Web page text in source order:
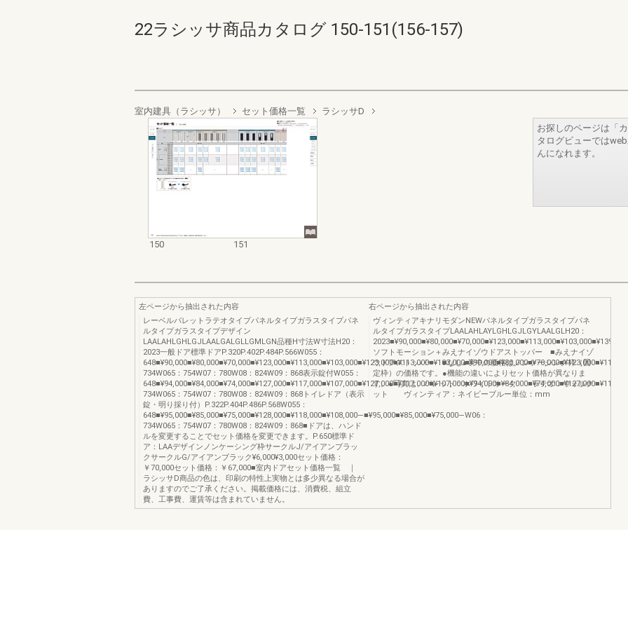
22ラシッサ商品カタログ 150-151(156-157)
室内建具（ラシッサ） セット価格一覧 ラシッサD
150 151
お探しのページは「
タログビューでは
んになれます。
左ページから抽出された内容
レーベルパレットラテオタイプパネルタイプガラスタイプパネ
ルタイプガラスタイプデザイン
LAALAHLGHLGJLAALGALGLLGMLGN品種H寸法W寸法H20：
2023一般ドア標準ドアP.320P.402P.484P.566W055：
734W065：754W07：780W08：824W09：868表示錠付W055：
734W065：754W07：780W08：824W09：868トイレドア（表示
錠・明り採り付）P.322P.404P.486P.568W055：
648■¥95,000■¥85,000■¥75,000■¥128,000■¥118,000■¥108,000―■¥95,000■¥85,000■¥75,000―W06：
734W065：754W07：780W08：824W09：868■ドアは、ハンド
ルを変更することでセット価格を変更できます。P.650標準ド
ア：LAAデザインノンケーシング枠サークルJ/アイアンブラッ
クサークルG/アイアンブラック¥6,000¥3,000セット価格：
￥70,000セット価格：￥67,000■室内ドアセット価格一覧 ｜
ラシッサD商品の色は、印刷の特性上実物とは多少異なる場合が
ありますのでご了承ください。掲載価格には、消費税、組立
費、工事費、運賃等は含まれていません。
右ページから抽出された内容
ヴィンティアキナリモダンNEWパネルタイプガラスタイプパネ
ルタイプガラスタイプLAALAHLAYLGHLGJLGYLAALGLH20：
ソフトモーション＋みえナイゾウドアストッパー ■みえナイゾ
ウドアストッパー ■なし●表中の価格はノンケーシング枠（固
定枠）の価格です。●機能の違いによりセット価格が異なりま
す。●写真は、パレット：ホワイトオーク ラテオ：ウォルナ
ット ヴィンティア：ネイビーブルー単位：mm